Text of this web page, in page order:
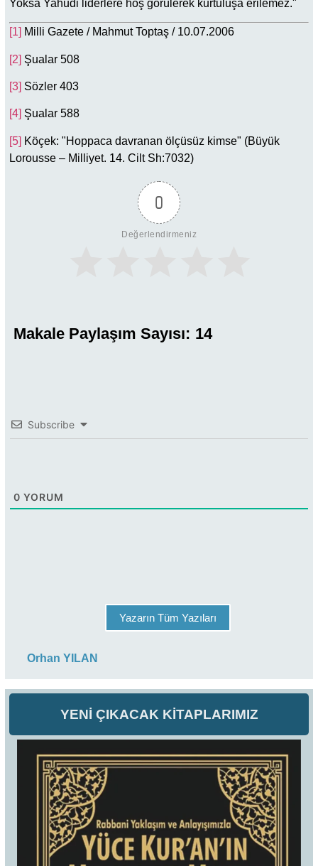
YENİ ÇIKACAK KİTAPLARIMIZ
Yoksa Yahudi liderlere hoş görülerek kurtuluşa erilemez."
[1] Milli Gazete / Mahmut Toptaş / 10.07.2006
[2] Şualar 508
[3] Sözler 403
[4] Şualar 588
[5] Köçek: "Hoppaca davranan ölçüsüz kimse" (Büyük
Lorousse – Milliyet. 14. Cilt Sh:7032)
0
Değerlendirmeniz
Makale Paylaşım Sayısı: 14
Subscribe
0 YORUM
Yazarın Tüm Yazıları
Orhan YILAN